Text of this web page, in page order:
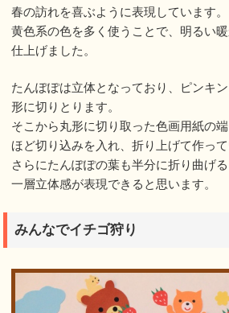
春の訪れを喜ぶように表現しています。
黄色系の色を多く使うことで、明るい
仕上げました。
たんぽぽは立体となっており、ピンキ
形に切りとります。
そこから丸形に切り取った色画用紙の
ほど切り込みを入れ、折り上げて作って
さらにたんぽぽの葉も半分に折り曲げ
一層立体感が表現できると思います。
みんなでイチゴ狩り